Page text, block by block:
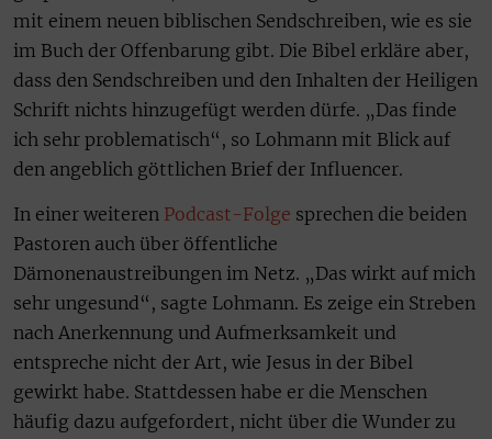
mit einem neuen biblischen Sendschreiben, wie es sie
im Buch der Offenbarung gibt. Die Bibel erkläre aber,
dass den Sendschreiben und den Inhalten der Heiligen
Schrift nichts hinzugefügt werden dürfe. „Das finde
ich sehr problematisch“, so Lohmann mit Blick auf
den angeblich göttlichen Brief der Influencer.
In einer weiteren Podcast-Folge sprechen die beiden
Pastoren auch über öffentliche
Dämonenaustreibungen im Netz. „Das wirkt auf mich
sehr ungesund“, sagte Lohmann. Es zeige ein Streben
nach Anerkennung und Aufmerksamkeit und
entspreche nicht der Art, wie Jesus in der Bibel
gewirkt habe. Stattdessen habe er die Menschen
häufig dazu aufgefordert, nicht über die Wunder zu